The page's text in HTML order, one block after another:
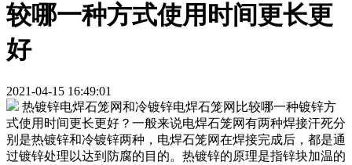
较哪一种方式使用时间更长更
好
2021-04-15 16:49:01
热镀锌电焊石笼网和冷镀锌电焊石笼网比较哪一种镀锌方
式使用时间更长更好？一般来说电焊石笼网有两种焊接汗死分
别是热镀锌和冷镀锌两种，电焊石笼网在焊接完成后，都是通
过镀锌处理以达到防腐的目的。热镀锌的原理是指锌块加温的